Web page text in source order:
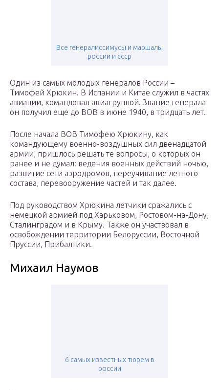
Все генералиссимусы и маршалы
россии и ссср
Один из самых молодых генералов России –
Тимофей Хрюкин. В Испании и Китае служил в частях
авиации, командовал авиагруппой. Звание генерала
он получил еще до ВОВ в июне 1940, в тридцать лет.
После начала ВОВ Тимофею Хрюкину, как
командующему военно-воздушных сил двенадцатой
армии, пришлось решать те вопросы, о которых он
ранее и не думал: ведения военных действий ночью,
развитие сети аэродромов, переучивание летного
состава, перевооружение частей и так далее.
Под руководством Хрюкина летчики сражались с
немецкой армией под Харьковом, Ростовом-на-Дону,
Сталинградом и в Крыму. Также он участвовал в
освобождении территории Белоруссии, Восточной
Пруссии, Прибалтики.
Михаил Наумов
6 самых известных тюрем в
россии